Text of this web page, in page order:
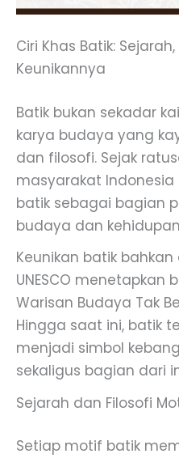
Ciri Khas Batik:
Keunikannya
Batik bukan sekadar
karya budaya yang
dan filosofi. Sejak
masyarakat
batik sebagai bagian
budaya dan
Keunikan batik
UNESCO menetapkan
Warisan Budaya Tak
Hingga saat ini, batik
menjadi simbol
sekaligus bagian dari
Sejarah dan Filosofi
Setiap motif batik